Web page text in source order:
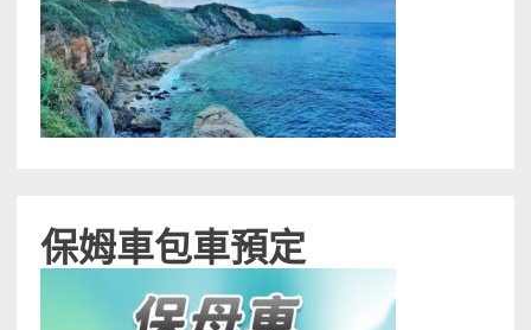
保姆車包車預定